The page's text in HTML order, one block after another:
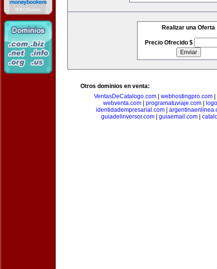
Realizar una Oferta
Precio Ofrecido $
Otros dominios en venta:
VentasDeCatalogo.com| webhostingpro.com|
webventa.com
programatuviaje.com
identidadempresarial.com
guiadelinversor.com| guiaemail.com|